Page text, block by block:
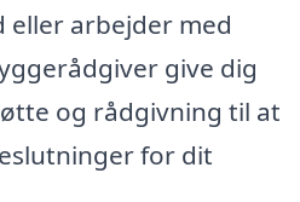
eller arbejder med
give dig
og rådgivning til at
for dit